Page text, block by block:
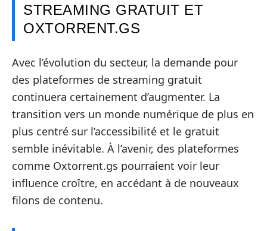
STREAMING GRATUIT ET
OXTORRENT.GS
Avec l’évolution du secteur, la demande pour
des plateformes de streaming gratuit
continuera certainement d’augmenter. La
transition vers un monde numérique de plus en
plus centré sur l’accessibilité et le gratuit
semble inévitable. À l’avenir, des plateformes
comme Oxtorrent.gs pourraient voir leur
influence croître, en accédant à de nouveaux
filons de contenu.